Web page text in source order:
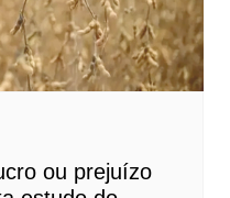
ou prejuízo